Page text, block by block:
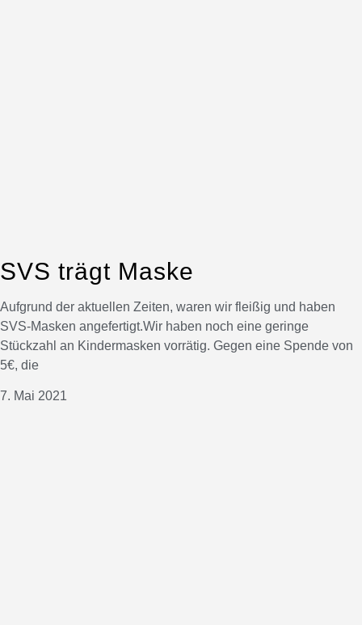
SVS trägt Maske
Aufgrund der aktuellen Zeiten, waren wir fleißig und haben
SVS-Masken angefertigt.Wir haben noch eine geringe
Stückzahl an Kindermasken vorrätig. Gegen eine Spende von
5€, die
7. Mai 2021